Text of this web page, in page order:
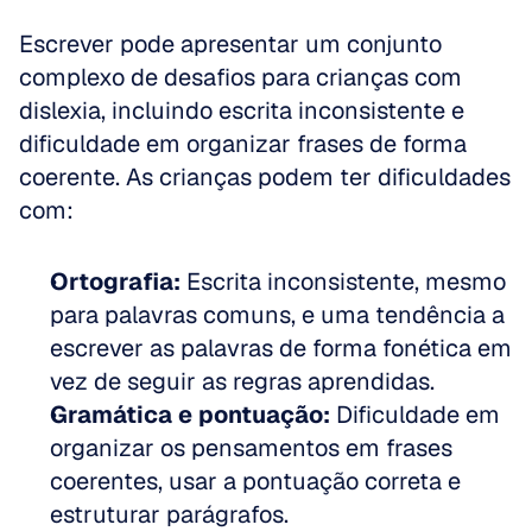
Escrever pode apresentar um conjunto
complexo de desafios para crianças com
dislexia, incluindo escrita inconsistente e
dificuldade em organizar frases de forma
coerente. As crianças podem ter dificuldades
com:
Ortografia: Escrita inconsistente, mesmo
para palavras comuns, e uma tendência a
escrever as palavras de forma fonética em
vez de seguir as regras aprendidas.
Gramática e pontuação: Dificuldade em
organizar os pensamentos em frases
coerentes, usar a pontuação correta e
estruturar parágrafos.